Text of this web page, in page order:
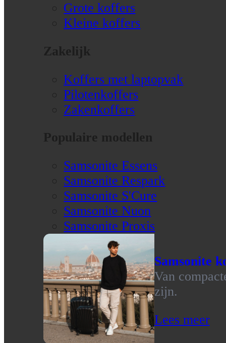
Grote koffers
Kleine koffers
Zakelijk
Koffers met laptopvak
Pilotenkoffers
Zakenkoffers
Populaire modellen
Samsonite Essens
Samsonite Respark
Samsonite S'Cure
Samsonite Nuon
Samsonite Proxis
Samsonite
Van
zijn.
Lees meer